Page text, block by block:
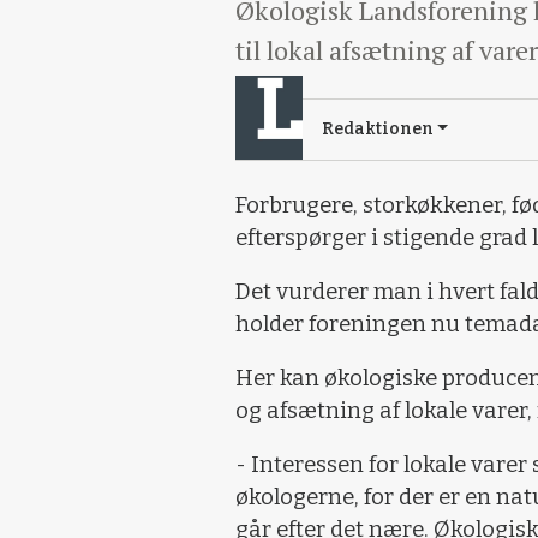
Økologisk Landsforening
til lokal afsætning af varer
Redaktionen
Forbrugere, storkøkkener,
efterspørger i stigende grad
Det vurderer man i hvert
holder foreningen nu
Her kan økologiske
og afsætning af lokale
- Interessen for lokale
økologerne, for der er en
går efter det nære.